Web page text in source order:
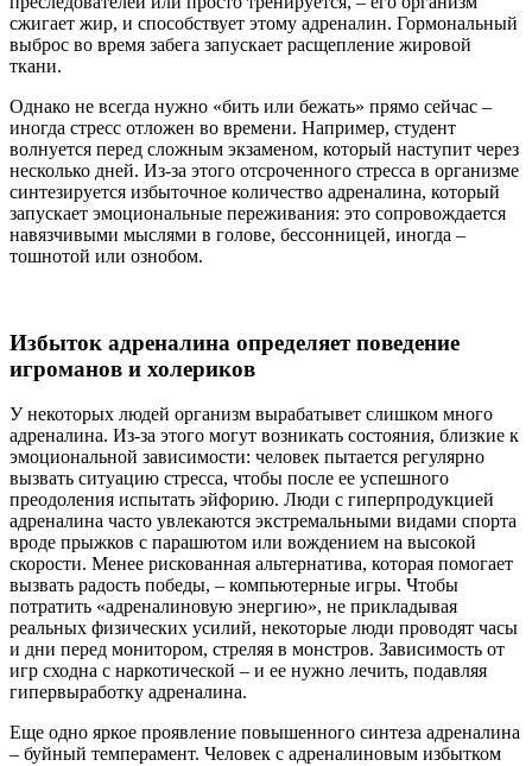
сжигает жир, и способствует этому адреналин. Гормональный
выброс во время забега запускает расщепление жировой
ткани.
Однако не всегда нужно «бить или бежать» прямо сейчас –
иногда стресс отложен во времени. Например, студент
волнуется перед сложным экзаменом, который наступит через
несколько дней. Из-за этого отсроченного стресса в организме
синтезируется избыточное количество адреналина, который
запускает эмоциональные переживания: это сопровождается
навязчивыми мыслями в голове, бессонницей, иногда –
тошнотой или ознобом.
Избыток адреналина определяет поведение
игроманов и холериков
У некоторых людей организм вырабатывет слишком много
адреналина. Из-за этого могут возникать состояния, близкие к
эмоциональной зависимости: человек пытается регулярно
вызвать ситуацию стресса, чтобы после ее успешного
преодоления испытать эйфорию. Люди с гиперпродукцией
адреналина часто увлекаются экстремальными видами спорта
вроде прыжков с парашютом или вождением на высокой
скорости. Менее рискованная альтернатива, которая помогает
вызвать радость победы, – компьютерные игры. Чтобы
потратить «адреналиновую энергию», не прикладывая
реальных физических усилий, некоторые люди проводят часы
и дни перед монитором, стреляя в монстров. Зависимость от
игр сходна с наркотической – и ее нужно лечить, подавляя
гипервыработку адреналина.
Еще одно яркое проявление повышенного синтеза адреналина
– буйный темперамент. Человек с адреналиновым избытком